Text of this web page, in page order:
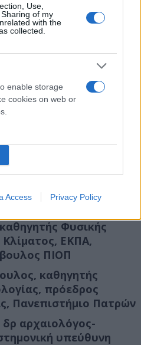
Use,
of my
with the
collected.
enable storage
cookies on web or
Access Privacy Policy
Φυσικής
Κλίματος, ΕΚΠΑ,
ΠΙΟΠ
, καθηγητής
πρόεδρος
Πανεπιστήμιο Πατρών
δρ αρχαιολόγος-
υπεύθυνη